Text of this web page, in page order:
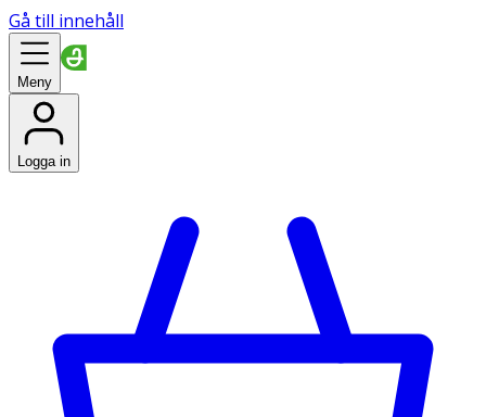
Gå till innehåll
Meny
Logga in